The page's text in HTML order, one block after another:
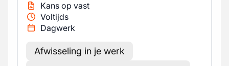
Kans op vast
Voltijds
Dagwerk
Afwisseling in je werk